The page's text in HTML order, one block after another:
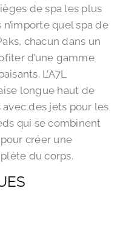
de spa les plus
quel spa de
chacun dans un
d’une gamme
L’A7L
longue haut de
des jets pour les
qui se combinent
créer une
du corps.